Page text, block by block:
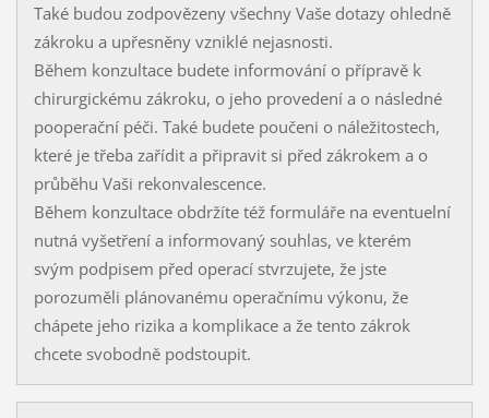
Také budou zodpovězeny všechny Vaše dotazy ohledně
zákroku a upřesněny vzniklé nejasnosti.
Během konzultace budete informování o přípravě k
chirurgickému zákroku, o jeho provedení a o následné
pooperační péči. Také budete poučeni o náležitostech,
které je třeba zařídit a připravit si před zákrokem a o
průběhu Vaši rekonvalescence.
Během konzultace obdržíte též formuláře na eventuelní
nutná vyšetření a informovaný souhlas, ve kterém
svým podpisem před operací stvrzujete, že jste
porozuměli plánovanému operačnímu výkonu, že
chápete jeho rizika a komplikace a že tento zákrok
chcete svobodně podstoupit.